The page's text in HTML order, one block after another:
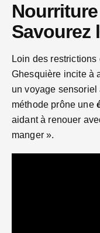
Savourez
Loin des
Ghesquière incite à
un voyage
méthode prône une
aidant à renouer
manger ».